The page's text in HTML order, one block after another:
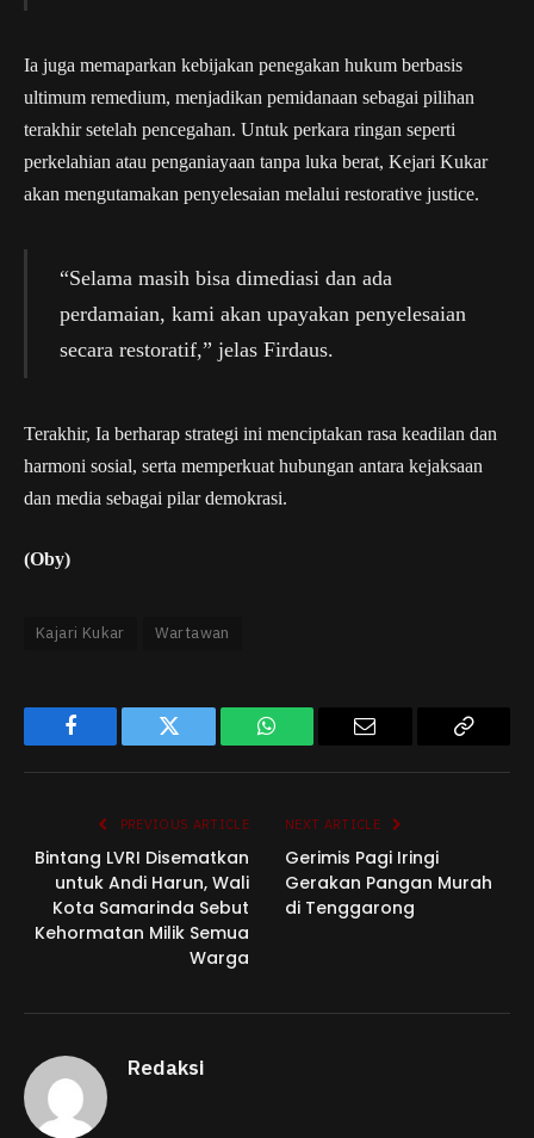
Ia juga memaparkan kebijakan penegakan hukum berbasis
ultimum remedium, menjadikan pemidanaan sebagai pilihan
terakhir setelah pencegahan. Untuk perkara ringan seperti
perkelahian atau penganiayaan tanpa luka berat, Kejari Kukar
akan mengutamakan penyelesaian melalui restorative justice.
“Selama masih bisa dimediasi dan ada
perdamaian, kami akan upayakan penyelesaian
secara restoratif,” jelas Firdaus.
Terakhir, Ia berharap strategi ini menciptakan rasa keadilan dan
harmoni sosial, serta memperkuat hubungan antara kejaksaan
dan media sebagai pilar demokrasi.
(Oby)
Kajari Kukar Wartawan
Facebook Twitter WhatsApp
PREVIOUS ARTICLE
Bintang LVRI Disematkan
untuk Andi Harun, Wali
Kota Samarinda Sebut
Kehormatan Milik Semua
Warga
NEXT ARTICLE
Gerimis Pagi Iringi
Gerakan Pangan Murah
di Tenggarong
Redaksi